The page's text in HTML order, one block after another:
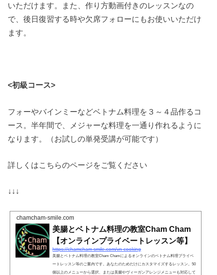
いただけます。また、作り方動画付きのレッスンなの
で、後日復習する時や欠席フォローにもお使いいただけ
ます。
<初級コース>
フォーやバインミーなどベトナム料理を３～４品作るコ
ース。半年間で、メジャーな料理を一通り作れるように
なります。（お試しの単発受講が可能です）
詳しくはこちらのページをご覧ください
↓↓↓
chamcham-smile.com
美腸とベトナム料理の教室Cham Cham
【オンラインプライベートレッスン等】
https://chamcham-smile.com/vn-cooking
美腸とベトナム料理の教室Cham Chamによるオンラインのベトナム料理プライベ
ートレッスン等のご案内です。あなたのためだけにカスタマイズするレッスン。50
個以上のメニューから選択、または美腸やヴィーガンアレンジメニューも対応して